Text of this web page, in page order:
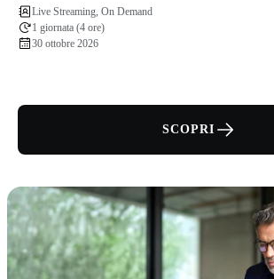
Live Streaming, On Demand
1 giornata (4 ore)
30 ottobre 2026
SCOPRI